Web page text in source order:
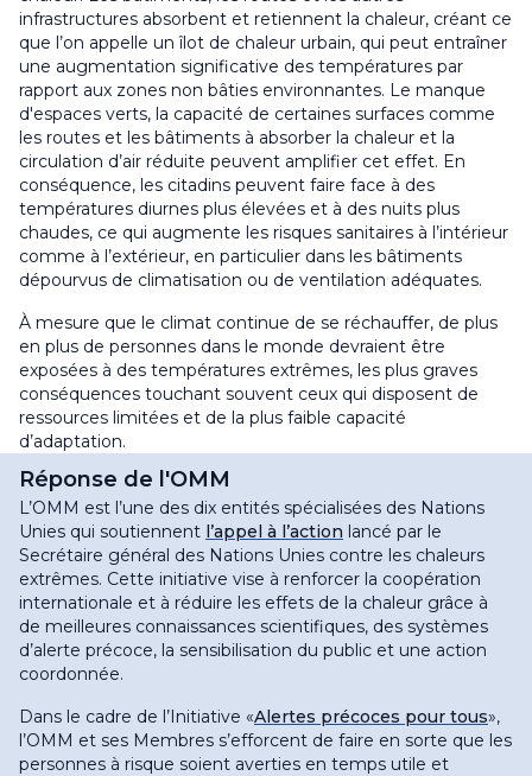
infrastructures absorbent et retiennent la chaleur, créant ce
que l’on appelle un îlot de chaleur urbain, qui peut entraîner
une augmentation significative des températures par
rapport aux zones non bâties environnantes. Le manque
d'espaces verts, la capacité de certaines surfaces comme
les routes et les bâtiments à absorber la chaleur et la
circulation d’air réduite peuvent amplifier cet effet. En
conséquence, les citadins peuvent faire face à des
températures diurnes plus élevées et à des nuits plus
chaudes, ce qui augmente les risques sanitaires à l’intérieur
comme à l’extérieur, en particulier dans les bâtiments
dépourvus de climatisation ou de ventilation adéquates.
À mesure que le climat continue de se réchauffer, de plus
en plus de personnes dans le monde devraient être
exposées à des températures extrêmes, les plus graves
conséquences touchant souvent ceux qui disposent de
ressources limitées et de la plus faible capacité
d’adaptation.
Réponse de l'OMM
L’OMM est l’une des dix entités spécialisées des Nations
Unies qui soutiennent l’appel à l’action lancé par le
Secrétaire général des Nations Unies contre les chaleurs
extrêmes. Cette initiative vise à renforcer la coopération
internationale et à réduire les effets de la chaleur grâce à
de meilleures connaissances scientifiques, des systèmes
d’alerte précoce, la sensibilisation du public et une action
coordonnée.
Dans le cadre de l’Initiative «Alertes précoces pour tous»,
l’OMM et ses Membres s’efforcent de faire en sorte que les
personnes à risque soient averties en temps utile et